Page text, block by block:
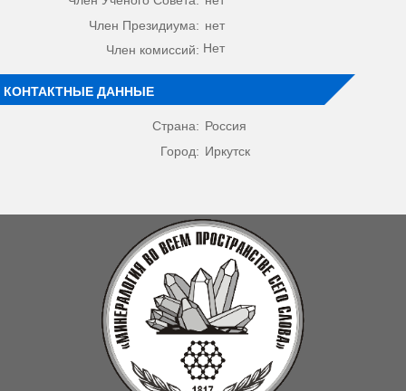
Член Президиума: нет
Член комиссий: Нет
КОНТАКТНЫЕ ДАННЫЕ
Страна: Россия
Город: Иркутск